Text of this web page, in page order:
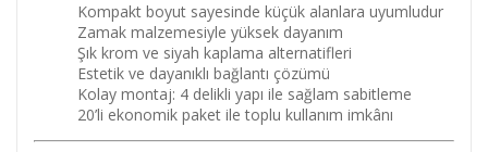
Kompakt boyut sayesinde küçük alanlara uyumludur
Zamak malzemesiyle yüksek dayanım
Şık krom ve siyah kaplama alternatifleri
Estetik ve dayanıklı bağlantı çözümü
Kolay montaj: 4 delikli yapı ile sağlam sabitleme
20’li ekonomik paket ile toplu kullanım imkânı